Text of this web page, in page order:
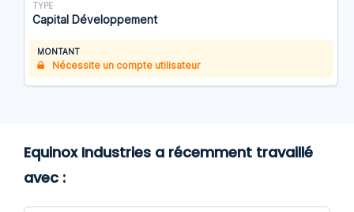
TYPE
Capital Développement
MONTANT
Nécessite un compte utilisateur
Equinox Industries a récemment travaillé
avec :